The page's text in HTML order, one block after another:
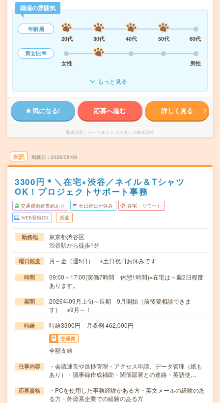
職場の雰囲気
年齢層
20代
30代 40代 50代
60代
男女比率
女性
男性
もっと見る
気になる! 応募へ進む 詳しく見る
派遣会社 パーソルテンプスタッフ株式会社
未読 掲載日 2026/08/09
3300円＊＼在宅×渋谷／ネイル＆Tシャツ
OK！プロジェクトサポート事務
交通費別途支給あり 土日祝日が休み 在宅・リモート
WEB登録OK 派遣
勤務地
東京都渋谷区
渋谷駅から徒歩1分
曜日頻度 月～金（週5日） ※土日祝日お休みです
時間
09:00～17:00(実働7時間 休憩1時間)※在宅は～週2日程度
あります。
期間
2026年09月上旬～長期 9月開始（前後要相談できま
す） ※9月～！
時給 時給3300円 月収例 462,000円
交通費
全額支給
仕事内容
・会議運営や進捗管理・アクセス申請、データ管理（紙も
あり）・議事録作成補助・関係部署との連絡・英語使…
応募資格
・PCを使用した事務経験がある方・英文メールの経験のあ
る方・外資系企業での経験のある方